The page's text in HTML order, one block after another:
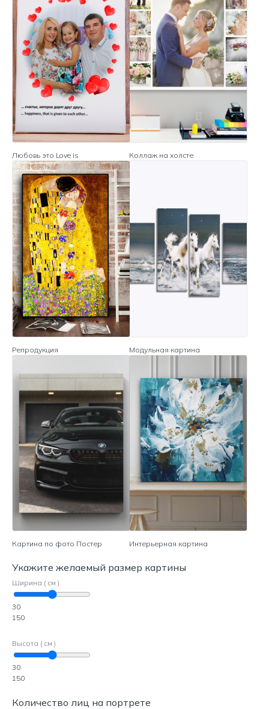
Любовь это Love is Коллаж на холсте
Репродукция Модульная картина
Картина по фото Постер Интерьерная картина
Укажите желаемый размер картины
Ширина ( см )
30
150
Высота ( см )
30
150
Количество лиц на портрете